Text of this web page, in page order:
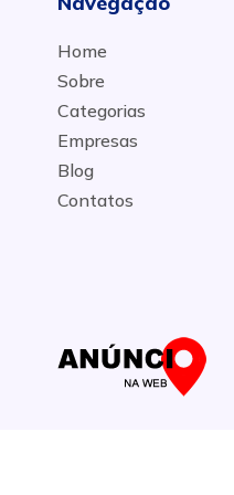
Home
Sobre
Categorias
Empresas
Blog
Contatos